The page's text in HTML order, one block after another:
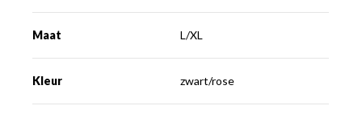
Maat L/XL
Kleur zwart/rose